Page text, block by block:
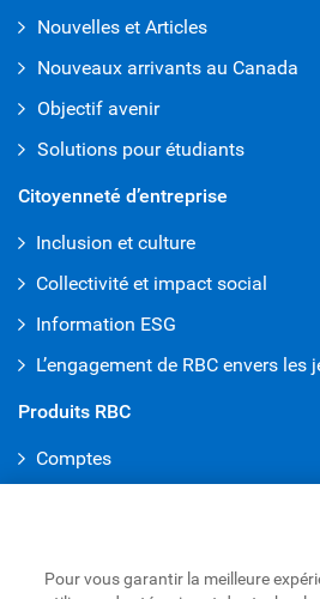
Produits RBC
Comptes
Prêts
Citoyenneté d’entreprise
Inclusion et culture
Collectivité et impact social
Information ESG
L’engagement de RBC envers les
Nouvelles et Articles
Nouveaux arrivants au Canada
Objectif avenir
Solutions pour étudiants
Pour vous garantir la meilleure